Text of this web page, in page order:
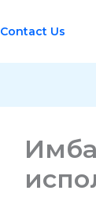
Contact Us